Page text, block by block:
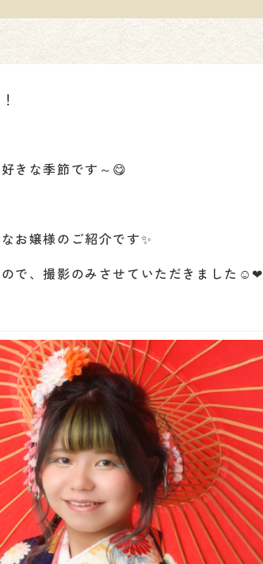
きな季節です～😋
お嬢様のご紹介です✨
で、撮影のみさせていただきました☺❤